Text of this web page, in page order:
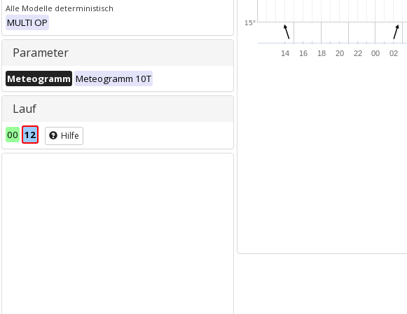
Alle Modelle deterministisch
MULTI OP
Parameter
Meteogramm Meteogramm 10T
Lauf
00 12 Hilfe
14 16 18 20 22 00 02
15°